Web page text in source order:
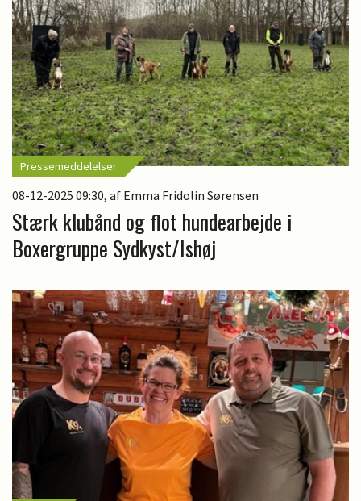
Pressemeddelelser
08-12-2025 09:30, af Emma Fridolin Sørensen
Stærk klubånd og flot hundearbejde i
Boxergruppe Sydkyst/Ishøj